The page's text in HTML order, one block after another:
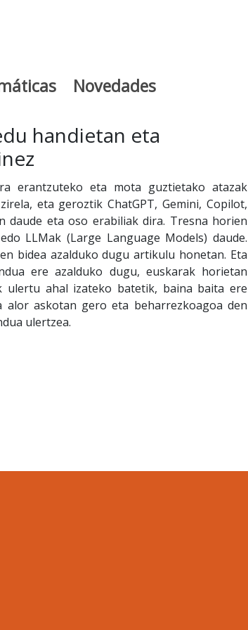
Novedades
handietan eta
erantzuteko eta mota guztietako atazak
eta geroztik ChatGPT, Gemini, Copilot,
daude eta oso erabiliak dira. Tresna horien
LLMak (Large Language Models) daude.
bidea azalduko dugu artikulu honetan. Eta
ere azalduko dugu, euskarak horietan
ulertu ahal izateko batetik, baina baita ere
alor askotan gero eta beharrezkoagoa den
ulertzea.